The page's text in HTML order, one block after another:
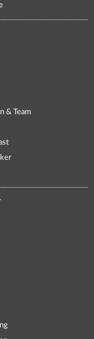
& Team